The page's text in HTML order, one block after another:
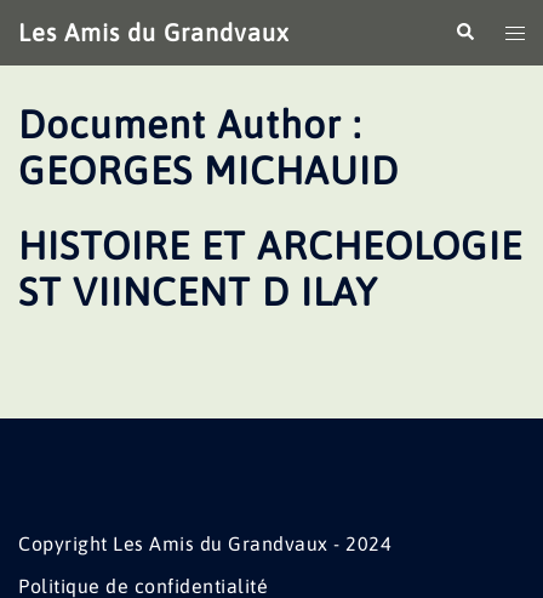
au
contenu
Les Amis du Grandvaux
le
Document Author :
GEORGES MICHAUID
HISTOIRE ET ARCHEOLOGIE
ST VIINCENT D ILAY
Copyright Les Amis du Grandvaux - 2024
Politique de confidentialité